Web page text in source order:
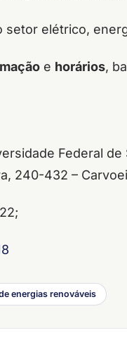
setor elétrico,
e horários,
Federal de
240-432 –
energias renováveis